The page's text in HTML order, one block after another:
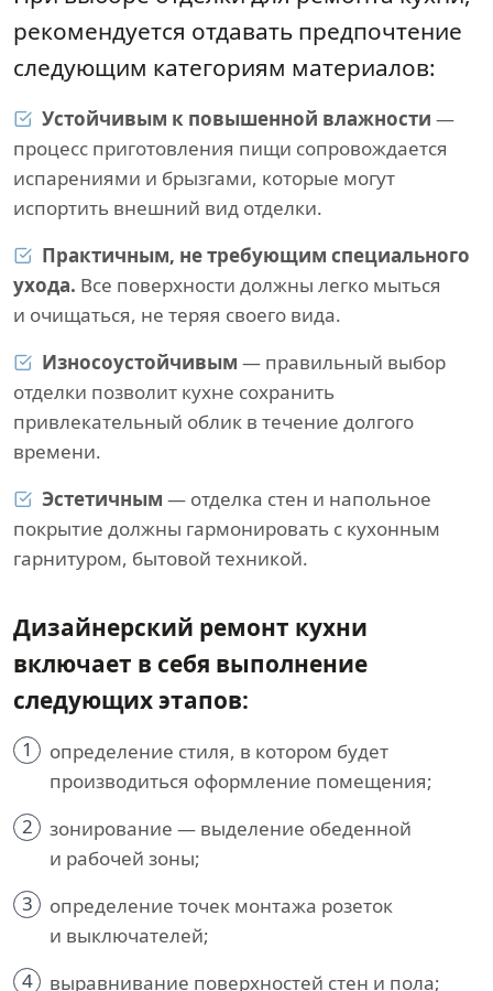
рекомендуется отдавать предпочтение
следующим категориям материалов:
Устойчивым к повышенной влажности —
процесс приготовления пищи сопровождается
испарениями и брызгами, которые могут
испортить внешний вид отделки.
Практичным, не требующим специального
ухода. Все поверхности должны легко мыться
и очищаться, не теряя своего вида.
Износоустойчивым — правильный выбор
отделки позволит кухне сохранить
привлекательный облик в течение долгого
времени.
Эстетичным — отделка стен и напольное
покрытие должны гармонировать с кухонным
гарнитуром, бытовой техникой.
Дизайнерский ремонт кухни
включает в себя выполнение
следующих этапов:
1
определение стиля, в котором будет
производиться оформление помещения;
2
зонирование — выделение обеденной
и рабочей зоны;
3
определение точек монтажа розеток
и выключателей;
4
выравнивание поверхностей стен и пола;